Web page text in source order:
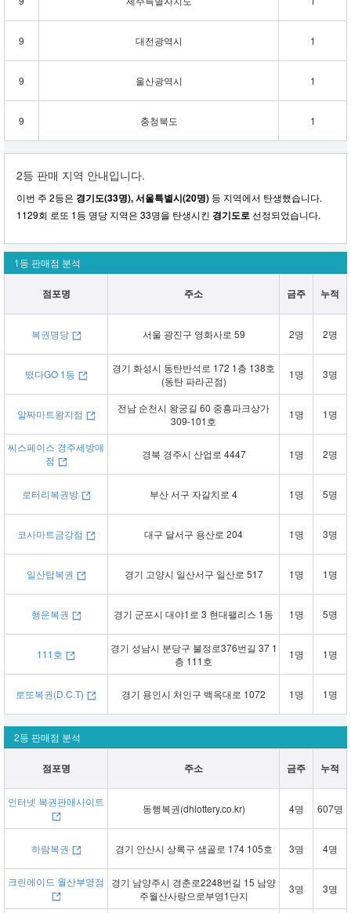
9 대전광역시 1
9 울산광역시 1
9 충청북도 1
2등 판매 지역 안내입니다.
이번 주 2등은 경기도(33명), 서울특별시(20명) 등 지역에서 탄생했습니다.
1129회 로또 1등 명당 지역은 33명을 탄생시킨 경기도로선정되었습니다.
1등 판매점 분석
점포명 주소 금주 누적
복권명당 서울 광진구 영화사로 59 2명 2명
떴다GO 1등
경기 화성시 동탄반석로 172 1층 138호
(동탄 파라곤점)
1명 3명
알짜마트왕지점
전남 순천시 왕궁길 60 중흥파크상가
309-101호
1명 1명
씨스페이스 경주세방매
점
경북 경주시 산업로 4447 1명 2명
로터리복권방 부산 서구 자갈치로 4 1명 5명
코사마트금강점 대구 달서구 용산로 204 1명 3명
일산탑복권 경기 고양시 일산서구 일산로 517 1명 1명
행운복권 경기 군포시 대야1로 3 현대팰리스 1동 1명 5명
111호
경기 성남시 분당구 불정로376번길 37 1
층 111호
1명 1명
로또복권(D.C.T) 경기 용인시 처인구 백옥대로 1072 1명 1명
2등 판매점 분석
점포명 주소 금주 누적
인터넷 복권판매사이트
동행복권(dhlottery.co.kr) 4명 607명
하람복권 경기 안산시 상록구 샘골로 174 105호 3명 4명
크린에이드 월산부영점
경기 남양주시 경춘로2248번길 15 남양
주월산사랑으로부영1단지
3명 3명